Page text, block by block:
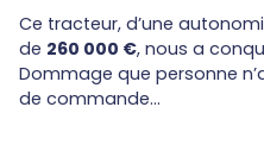
Ce tracteur, d’une
de 260 000 €, nous a
Dommage que personne
de commande…